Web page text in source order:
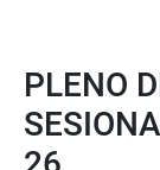
PLENO